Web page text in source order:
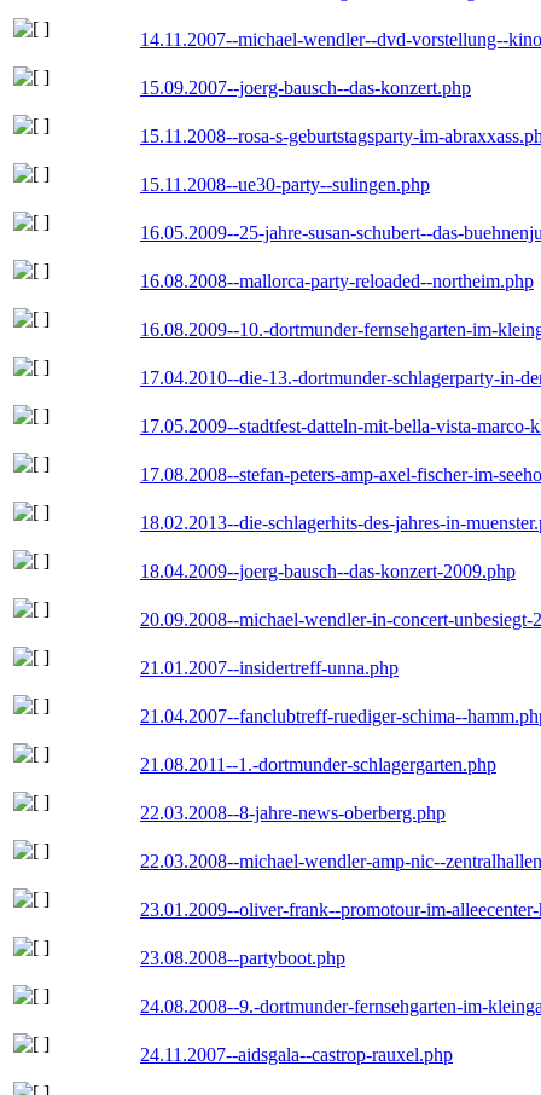
14.11.2007--michael-wendler--dvd-vorstellung--
15.09.2007--joerg-bausch--das-konzert.php
15.11.2008--rosa-s-geburtstagsparty-im-
15.11.2008--ue30-party--sulingen.php
16.05.2009--25-jahre-susan-schubert--das-
16.08.2008--mallorca-party-reloaded--northeim.php
16.08.2009--10.-dortmunder-fernsehgarten-im-
17.04.2010--die-13.-dortmunder-schlagerparty-in-
17.05.2009--stadtfest-datteln-mit-bella-vista-marco-
17.08.2008--stefan-peters-amp-axel-fischer-im-
18.02.2013--die-schlagerhits-des-jahres-in-
18.04.2009--joerg-bausch--das-konzert-2009.php
20.09.2008--michael-wendler-in-concert-unbesiegt-
21.01.2007--insidertreff-unna.php
21.04.2007--fanclubtreff-ruediger-schima--
21.08.2011--1.-dortmunder-schlagergarten.php
22.03.2008--8-jahre-news-oberberg.php
22.03.2008--michael-wendler-amp-nic--
23.01.2009--oliver-frank--promotour-im-
23.08.2008--partyboot.php
24.08.2008--9.-dortmunder-fernsehgarten-im-
24.11.2007--aidsgala--castrop-rauxel.php